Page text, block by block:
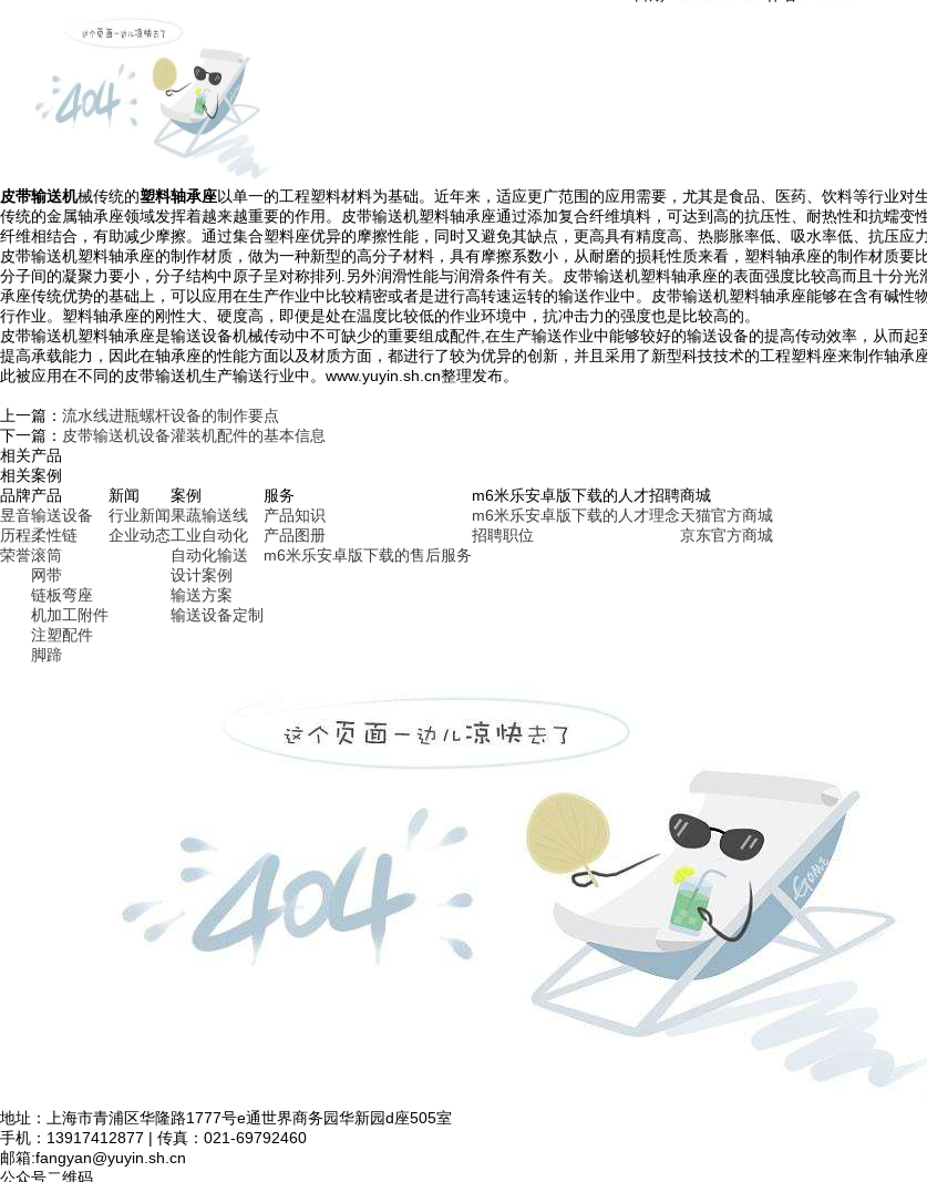
皮带输送机械传统的塑料轴承座以单一的工程塑料材料为基础。近年来，适应更广范围的应用需要，尤其是食品、医药、饮料等行业
传统的金属轴承座领域发挥着越来越重要的作用。皮带输送机塑料轴承座通过添加复合纤维填料，可达到高的抗压性、耐热性和抗蠕变
纤维相结合，有助减少摩擦。通过集合塑料座优异的摩擦性能，同时又避免其缺点，更高具有精度高、热膨胀率低、吸水率低、抗压应
皮带输送机塑料轴承座的制作材质，做为一种新型的高分子材料，具有摩擦系数小，从耐磨的损耗性质来看，塑料轴承座的制作材质
分子间的凝聚力要小，分子结构中原子呈对称排列.另外润滑性能与润滑条件有关。皮带输送机塑料轴承座的表面强度比较高而且十分
承座传统优势的基础上，可以应用在生产作业中比较精密或者是进行高转速运转的输送作业中。皮带输送机塑料轴承座能够在含有碱
行作业。塑料轴承座的刚性大、硬度高，即便是处在温度比较低的作业环境中，抗冲击力的强度也是比较高的。
皮带输送机塑料轴承座是输送设备机械传动中不可缺少的重要组成配件,在生产输送作业中能够较好的输送设备的提高传动效率，从而
提高承载能力，因此在轴承座的性能方面以及材质方面，都进行了较为优异的创新，并且采用了新型科技技术的工程塑料座来制作轴
此被应用在不同的皮带输送机生产输送行业中。www.yuyin.sh.cn整理发布。
上一篇： 流水线进瓶螺杆设备的制作要点
下一篇： 皮带输送机设备灌装机配件的基本信息
相关产品
相关案例
品牌
昱音
历程
荣誉
产品
输送设备
柔性链
滚筒
网带
链板弯座
机加工附件
注塑配件
脚蹄
新闻
行业新闻
企业动态
案例
果蔬输送线
工业自动化
自动化输送
设计案例
输送方案
输送设备定制
服务
产品知识
产品图册
m6米乐安卓版下载的售后服务
m6米乐安卓版下载的人才招聘
m6米乐安卓版下载的人才理念
招聘职位
商城
天猫官方商城
京东官方商城
地址：上海市青浦区华隆路1777号e通世界商务园华新园d座505室
手机：13917412877 | 传真：021-69792460
邮箱:fangyan@yuyin.sh.cn
公众号二维码